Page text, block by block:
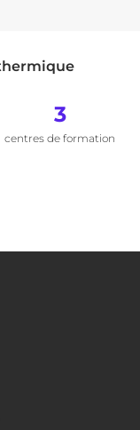
3
centres de formation